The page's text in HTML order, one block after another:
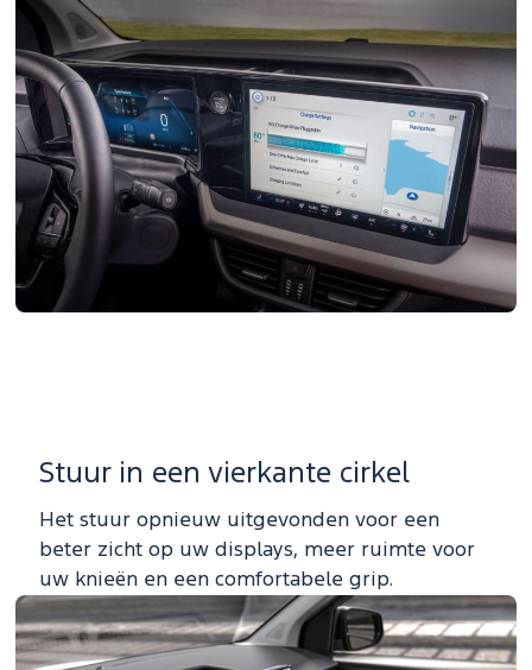
Stuur in een vierkante cirkel
Het stuur opnieuw uitgevonden voor een
beter zicht op uw displays, meer ruimte voor
uw knieën en een comfortabele grip.